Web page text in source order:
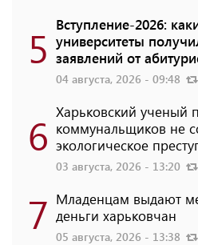
5 Вступление-2026:
университеты
заявлений от
04 августа, 2026 - 09:48
6 Харьковский ученый
коммунальщиков не
экологическое
03 августа, 2026 - 13:20
7 Младенцам выдают
деньги харьковчан
05 августа, 2026 - 13:38